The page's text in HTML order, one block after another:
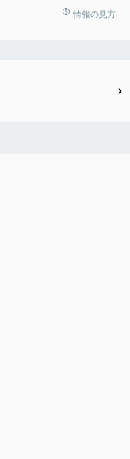
情報の見方